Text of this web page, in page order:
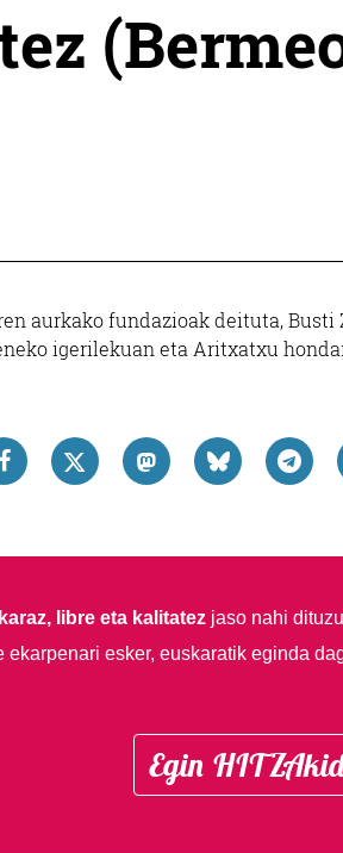
aurkako fundazioak deituta,
igerilekuan eta Aritxatxu
libre eta kalitatezjaso nahi
ekarpenari esker, euskaratik eginda
Egin